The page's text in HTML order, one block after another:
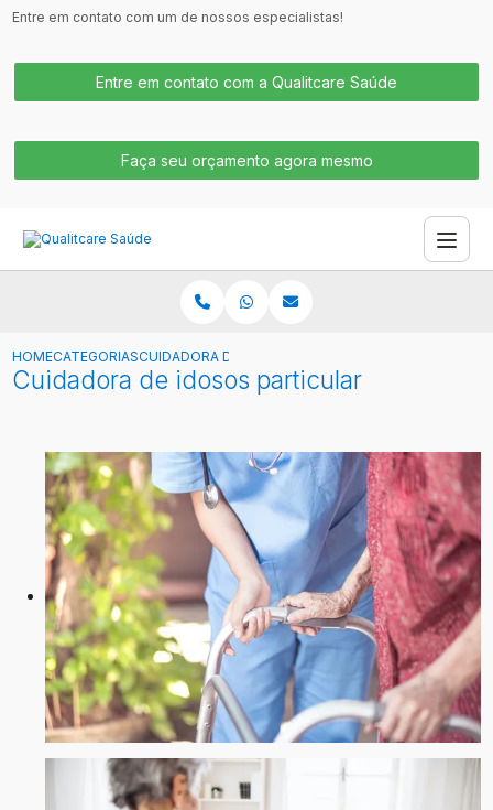
Entre em contato com um de nossos especialistas!
Entre em contato com a Qualitcare Saúde
Faça seu orçamento agora mesmo
HOMECATEGORIASCUIDADORA DE IDOSOS PARTICULAR
Cuidadora de idosos particular